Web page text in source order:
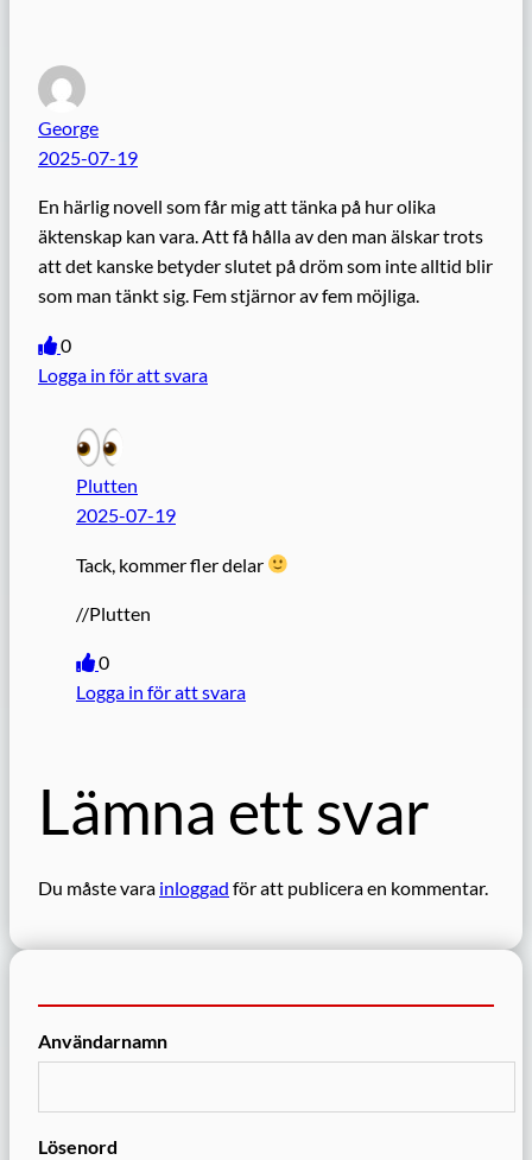
George
2025-07-19
En härlig novell som får mig att tänka på hur olika
äktenskap kan vara. Att få hålla av den man älskar trots
att det kanske betyder slutet på dröm som inte alltid blir
som man tänkt sig. Fem stjärnor av fem möjliga.
0
Logga in för att svara
Plutten
2025-07-19
Tack, kommer fler delar
//Plutten
0
Logga in för att svara
Lämna ett svar
Du måste vara inloggad för att publicera en kommentar.
Användarnamn
Lösenord